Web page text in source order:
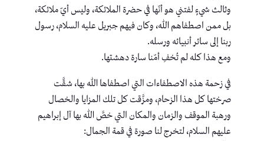
وثالث شيءٍ لفتني هو أنّها في حضرة الملائكة، وليس أيّ ملائكة،
بل ممن اصطفاهم الله، وكان فيهم جبريل عليه السلام، رسول
ربنا إلى سائر أنبيائه ورسله.
ومع هذا كله لم تُخفِ أمّنا سارة دهشتها.
في زحمة هذه الاصطفاءات التي اصطفاها الله بها، شقَّت
صرختها كل هذا الزحام، ومزَّقت كل تلك المزايا والخصال
ورهبة الموقف والزمان والمكان التي خصَّ الله بها آل إبراهيم
عليهم السلام، لتخرج لنا صورة في قمة الجمال: